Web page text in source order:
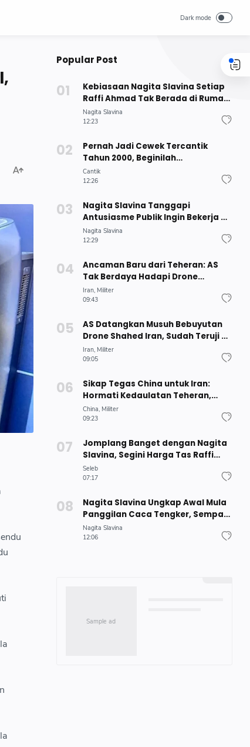
Popular Post
Kebiasaan Nagita Slavina Setiap
Raffi Ahmad Tak Berada di Rumah,
Rafathar Sampai Melapor ke Sang
Ayah
Nagita Slavina
12:23
Pernah Jadi Cewek Tercantik
Tahun 2000, Beginilah
Keadaannya Sekarang Hampir
Berusia 40 Tahun
Cantik
12:26
Nagita Slavina Tanggapi
Antusiasme Publik Ingin Bekerja di
RANS : Yakin Sanggup?
Nagita Slavina
12:29
Ancaman Baru dari Teheran: AS
Tak Berdaya Hadapi Drone
Terbang Rendah Iran
Iran Militer
09:43
AS Datangkan Musuh Bebuyutan
Drone Shahed Iran, Sudah Teruji di
Ukraina
Iran Militer
09:05
Sikap Tegas China untuk Iran:
Hormati Kedaulatan Teheran,
Tolak Ancaman untuk Pemimpin
Baru
China Militer
09:23
Jomplang Banget dengan Nagita
Slavina, Segini Harga Tas Raffi
Ahmad Selama Liburan di Jepang
Seleb
07:17
Nagita Slavina Ungkap Awal Mula
Panggilan Caca Tengker, Sempat
Disangka Nama Bumbu Dapur
Nagita Slavina
12:06